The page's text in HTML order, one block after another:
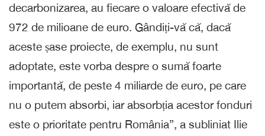
decarbonizarea, au fiecare o valoare efectivă de
972 de milioane de euro. Gândiți-vă că, dacă
aceste șase proiecte, de exemplu, nu sunt
adoptate, este vorba despre o sumă foarte
importantă, de peste 4 miliarde de euro, pe care
nu o putem absorbi, iar absorbția acestor fonduri
este o prioritate pentru România”, a subliniat Ilie